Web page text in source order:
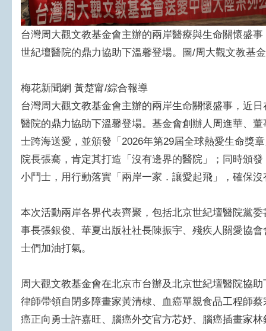
台灣周大觀文教基金會主辦的兩岸醫療與生命關懷盛
世紀壇醫院的鼎力協助下溫馨登場。圖/周大觀文教基
梅花新聞網 黃楚甯/綜合報導
台灣周大觀文教基金會主辦的兩岸生命關懷盛事，近
醫院的鼎力協助下溫馨登場。基金會創辦人周進華、
士跨海送愛，並頒發「2026年第29屆全球熱愛生命獎
院長張騫，肯定其打造「沒有邊界的醫院」；同時頒
小鬥士，用行動落實「兩岸一家．讓愛起飛」，確保
本次活動兩岸各界代表齊聚，包括北京世紀壇醫院黨
事長張銀俊、華夏出版社社長陳振宇、殘疾人關愛協
士們加油打氣。
周大觀文教基金會在北京市台辦及北京世紀壇醫院協
律師帶領自閉多障畫家黃清棣、血癌單親食品工程師
癌正向勇士許嘉旺、腦癌外交官方芯妤、腦癌插畫家